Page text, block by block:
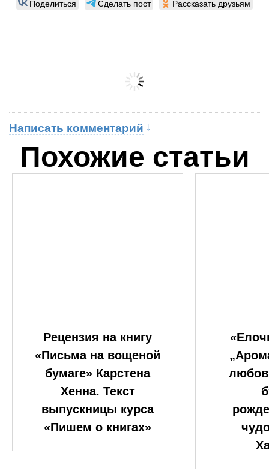
Поделиться Сделать пост Рассказать друзьям
Написать комментарий
Похожие статьи
Рецензия на книгу
«Письма на вощеной
бумаге» Карстена
Хенна. Текст
выпускницы курса
«Пишем о книгах»